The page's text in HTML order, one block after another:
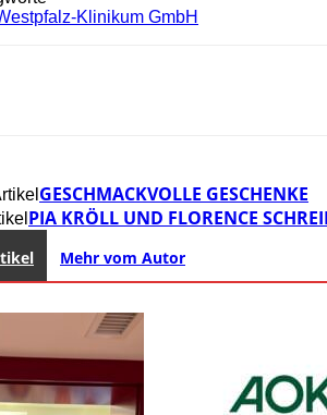
Klinikum GmbH
GESCHMACKVOLLE GESCHENKE
PIA KRÖLL UND FLORENCE
Mehr vom Autor